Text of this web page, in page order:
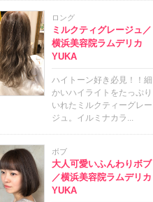
ロング
ミルクティグレージュ／
横浜美容院ラムデリカ
YUKA
ハイトーン好き必見！！細
かいハイライトをたっぷり
いれたミルクティーグレー
ジュ。イルミナカラ...
ボブ
大人可愛いふんわりボブ
／横浜美容院ラムデリカ
YUKA